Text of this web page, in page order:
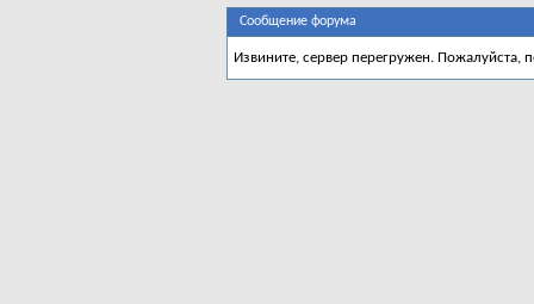
Сообщение форума
Извините, сервер перегружен. Пожалуйста,